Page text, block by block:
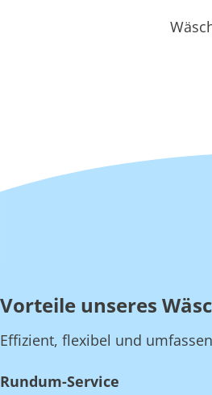
Vorteile unseres
Effizient, flexibel und
Rundum-Service